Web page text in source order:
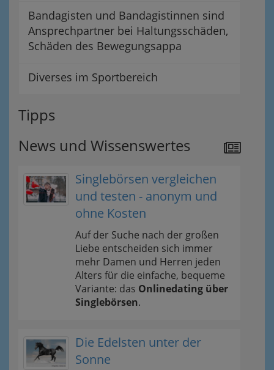
Bandagisten und Bandagistinnen sind
Ansprechpartner bei Haltungsschäden,
Schäden des Bewegungsappa
Diverses im Sportbereich
Tipps
News und Wissenswertes
Singlebörsen vergleichen
und testen - anonym und
ohne Kosten
Auf der Suche nach der großen
Liebe entscheiden sich immer
mehr Damen und Herren jeden
Alters für die einfache, bequeme
Variante: das Onlinedating über
Singlebörsen.
Die Edelsten unter der
Sonne